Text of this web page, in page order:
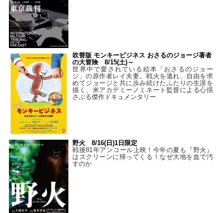
吹替版 モンキービジネス おさるのジョージ著者
の大冒険 8/15(土)～
世界中で愛されている絵本「おさるのジョー
ジ」の原作者レイ夫妻。戦火を逃れ、自由を求
めてジョージと共に歩み続けたふたりの生涯を
描く、米アカデミーノミネート監督による心揺
さぶる傑作ドキュメンタリー
野火 8/16(日)1日限定
戦後81年アンコール上映！今年の夏も『野火』
はスクリーンに帰ってくる！なぜ大地を血で汚
すのか